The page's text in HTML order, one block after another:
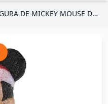
FIGURA DE MICKEY MOUSE DE ACRÍLICO CON LUZ - Disney D56